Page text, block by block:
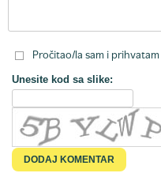
Pročitao/la sam i prihvatam
Unesite kod sa slike: